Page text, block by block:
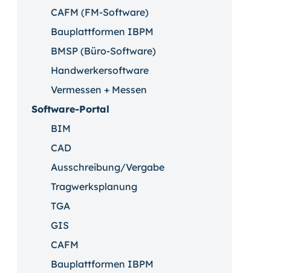
CAFM (FM-Software)
Bauplattformen IBPM
BMSP (Büro-Software)
Handwerkersoftware
Vermessen + Messen
Software-Portal
BIM
CAD
Ausschreibung/Vergabe
Tragwerksplanung
TGA
GIS
CAFM
Bauplattformen IBPM